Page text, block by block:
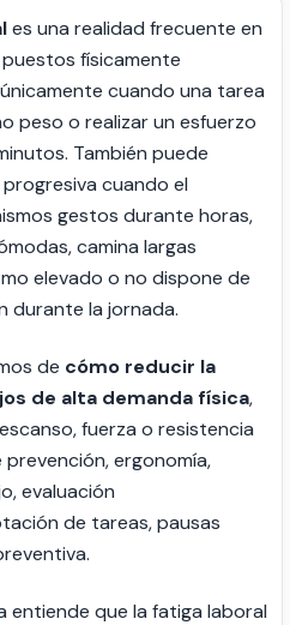
es una realidad frecuente en
físicamente
cuando una tarea
peso o realizar un esfuerzo
También puede
cuando el
gestos durante horas,
camina largas
elevado o no dispone de
durante la jornada.
de cómo reducir la
de alta demanda física,
fuerza o resistencia
prevención, ergonomía,
evaluación
de tareas, pausas
entiende que la fatiga laboral